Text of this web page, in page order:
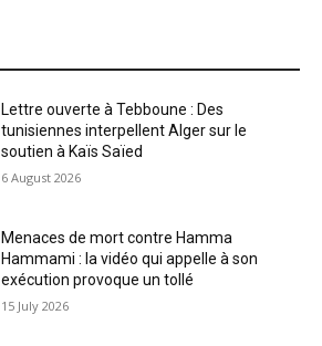
Lettre ouverte à Tebboune : Des
tunisiennes interpellent Alger sur le
soutien à Kaïs Saïed
6 August 2026
Menaces de mort contre Hamma
Hammami : la vidéo qui appelle à son
exécution provoque un tollé
15 July 2026